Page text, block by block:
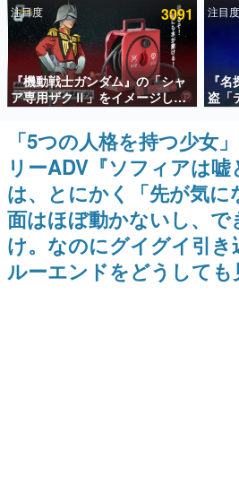
連載・特集一覧
殿堂入り記事
SNS拡散数が数千以上！ ペ
ど。多くの人々に読まれた
事をまとめました。
ゲームの企画書
名作ゲームクリエイターの
聞きし、ヒットする企画（
きます。
赫本
この物語を解いてはいけな
の形をした短編ホラー小説集
新世代に訊く
すべてが見放題に、ぶっちゃけ
ありえないラインナップ
事
没
注目度 3091
『機動戦士ガンダム』の「シャ
ア専用ザクⅡ」をイメージした
散水ホースリールが予約開始。
本体にはシャアのパーソナルマ
ークやジオン公国軍のエンブレ
ム、型式番号などを配置
注目度
『
盗「
キャ
明。
界生
シス
「5つの人格を持つ少女
リーADV『ソフィアは嘘
は、とにかく「先が気に
面はほぼ動かないし、
け。なのにグイグイ引
ルーエンドをどうしても